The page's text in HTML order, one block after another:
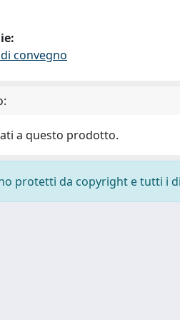
convegno
a questo prodotto.
protetti da copyright e tutti i